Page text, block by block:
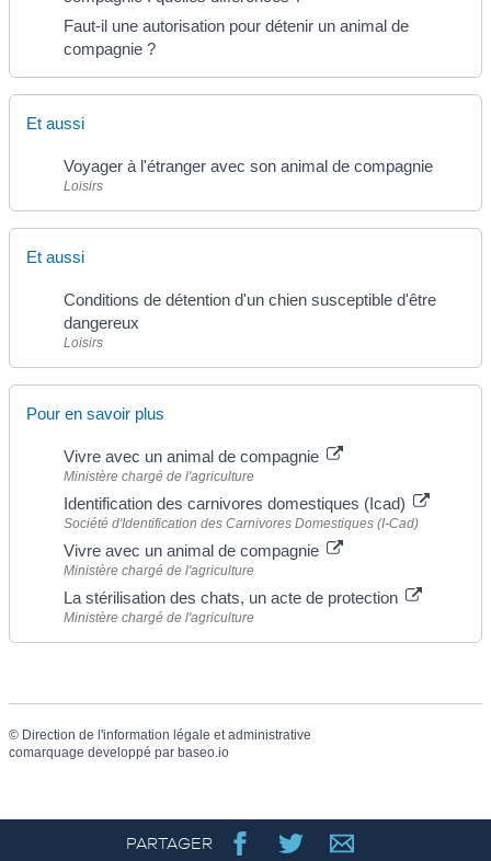
Faut-il une autorisation pour détenir un animal de
compagnie ?
Et aussi
Voyager à l'étranger avec son animal de compagnie
Loisirs
Et aussi
Conditions de détention d'un chien susceptible d'être
dangereux
Loisirs
Pour en savoir plus
Vivre avec un animal de compagnie
Ministère chargé de l'agriculture
Identification des carnivores domestiques (Icad)
Société d'Identification des Carnivores Domestiques (I-Cad)
Vivre avec un animal de compagnie
Ministère chargé de l'agriculture
La stérilisation des chats, un acte de protection
Ministère chargé de l'agriculture
© Direction de l'information légale et administrative
comarquage developpé par baseo.io
PARTAGER